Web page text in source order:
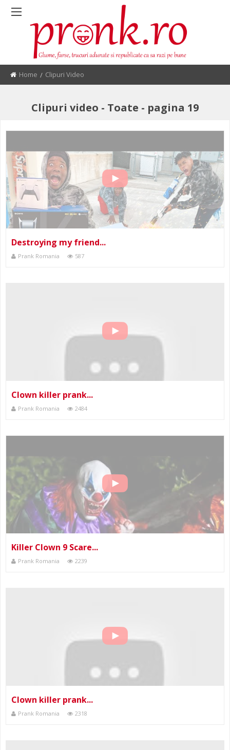
Home Current:
Clipuri Video
Clipuri video - Toate - pagina 19
Destroying my friend...
Prank Romania 587
Clown killer prank...
Prank Romania 2484
Killer Clown 9 Scare...
Prank Romania 2239
Clown killer prank...
Prank Romania 2318